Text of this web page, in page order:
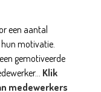
een aantal
motivatie.
gemotiveerde
Klik
medewerkers